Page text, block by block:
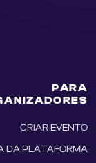
PARA
CRIAR EVENTO
DA PLATAFORMA